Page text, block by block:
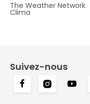
The Weather Network
Clima
Suivez-nous